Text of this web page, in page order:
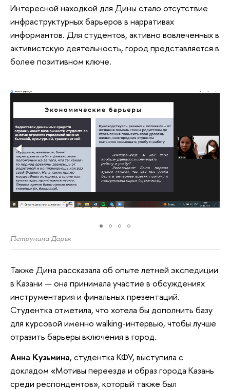
Интересной находкой для Дины стало отсутствие
инфраструктурных барьеров в нарративах
информантов. Для студентов, активно вовлеченных в
активистскую деятельность, город представляется в
более позитивном ключе.
Петрунина Дарья
Также Дина рассказала об опыте летней экспедиции
в Казани — она принимала участие в обсуждениях
инструментария и финальных презентаций.
Студентка отметила, что хотела бы дополнить базу
для курсовой именно walking-интервью, чтобы лучше
отразить барьеры включения в город.
Анна Кузьмина, студентка КФУ, выступила с
докладом «Мотивы переезда и образ города Казань
среди респондентов», который также был